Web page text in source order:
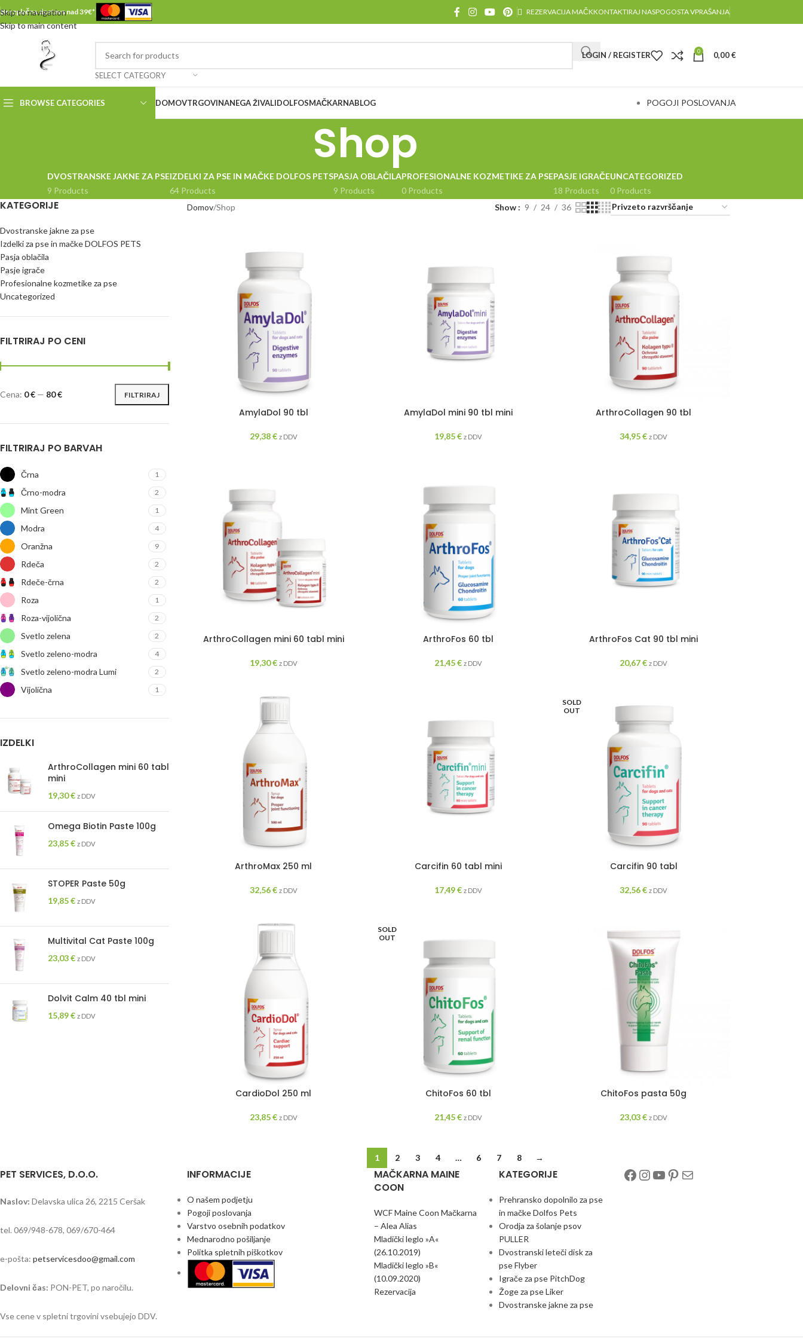
Skip to navigation
Skip to main content
Brezplačna dostava nad 39€* REZERVACIJA MAČKKONTAKTIRAJ NASPOGOSTA VPRAŠANJA
SELECT CATEGORY
LOGIN / REGISTER 0 0,00€
BROWSE CATEGORIES DOMOVTRGOVINANEGA ŽIVALIDOLFOSMAČKARNABLOG POGOJI POSLOVANJA
Shop
DVOSTRANSKE JAKNE ZA PSE
9 Products
IZDELKI ZA PSE IN MAČKE DOLFOS PETS
64 Products
PASJA OBLAČILA
9 Products
PROFESIONALNE KOZMETIKE ZA PSE
0 Products
PASJE IGRAČE
18 Products
UNCATEGORIZED
0 Products
KATEGORIJE
Dvostranske jakne za pse
Izdelki za pse in mačke DOLFOS PETS
Pasja oblačila
Pasje igrače
Profesionalne kozmetike za pse
Uncategorized
FILTRIRAJ PO CENI
FILTRIRAJ
Cena: 0 € — 80 €
FILTRIRAJ PO BARVAH
Črna 1
Črno-modra 2
Mint Green 1
Modra 4
Oranžna 9
Rdeča 2
Rdeče-črna 2
Roza 1
Roza-vijolična 2
Svetlo zelena 2
Svetlo zeleno-modra 4
Svetlo zeleno-modra Lumi 2
Vijolična 1
IZDELKI
ArthroCollagen mini 60 tabl
mini
19,30€ z DDV
Omega Biotin Paste 100g
23,85€ z DDV
STOPER Paste 50g
19,85€ z DDV
Multivital Cat Paste 100g
23,03€ z DDV
Dolvit Calm 40 tbl mini
15,89€ z DDV
Domov Shop Show 9 24 36
AmylaDol 90 tbl
29,38€ z DDV
AmylaDol mini 90 tbl mini
19,85€ z DDV
ArthroCollagen 90 tbl
34,95€ z DDV
ArthroCollagen mini 60 tabl mini
19,30€ z DDV
ArthroFos 60 tbl
21,45€ z DDV
ArthroFos Cat 90 tbl mini
20,67€ z DDV
ArthroMax 250 ml
32,56€ z DDV
Carcifin 60 tabl mini
17,49€ z DDV
SOLD
OUT
Carcifin 90 tabl
32,56€ z DDV
CardioDol 250 ml
23,85€ z DDV
SOLD
OUT
ChitoFos 60 tbl
21,45€ z DDV
ChitoFos pasta 50g
23,03€ z DDV
1 2 3 4 … 6 7 8 →
PET SERVICES, D.O.O.
Naslov: Delavska ulica 26, 2215 Ceršak
tel. 069/948-678, 069/670-464
e-pošta: petservicesdoo@gmail.com
Delovni čas: PON-PET, po naročilu.
Vse cene v spletni trgovini vsebujejo DDV.
INFORMACIJE
O našem podjetju
Pogoji poslovanja
Varstvo osebnih podatkov
Mednarodno pošiljanje
Politka spletnih piškotkov
MAČKARNA MAINE
COON
WCF Maine Coon Mačkarna
– Alea Alias
Mladički leglo »A«
(26.10.2019)
Mladički leglo »B«
(10.09.2020)
Rezervacija
KATEGORIJE
Prehransko dopolnilo za pse
in mačke Dolfos Pets
Orodja za šolanje psov
PULLER
Dvostranski leteči disk za
pse Flyber
Igrače za pse PitchDog
Žoge za pse Liker
Dvostranske jakne za pse